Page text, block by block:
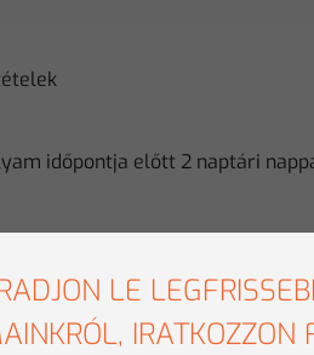
időpontja előtt 2 naptári
jogot az előzetesen
7 naptári nappal. A vevő a
mondhatja le. Ellenkező
LE
IRATKOZZON